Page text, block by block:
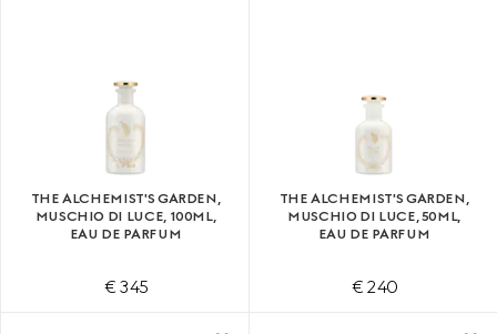
THE ALCHEMIST'S GARDEN,
MUSCHIO DI LUCE, 100ML,
EAU DE PARFUM
€ 345
THE ALCHEMIST'S GARDEN,
MUSCHIO DI LUCE, 50ML,
EAU DE PARFUM
€ 240